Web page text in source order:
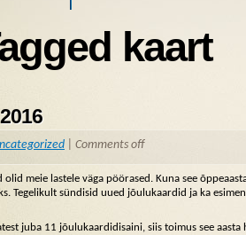
kaart
Comments off
olid meie lastele väga pöörased. Kuna see
Tegelikult sündisid uued jõulukaardid ja ka
juba 11 jõulukaardidisaini, siis toimus see aasta